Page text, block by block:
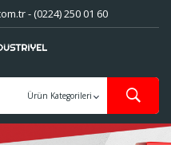
- (0224) 250 01 60